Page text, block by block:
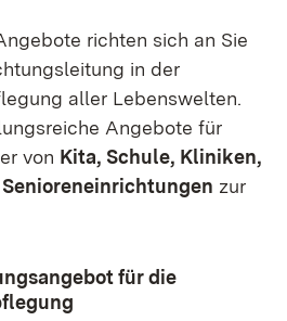
richten sich an Sie
in der
aller Lebenswelten.
Angebote für
von Kita, Schule, Kliniken,
zur
für die